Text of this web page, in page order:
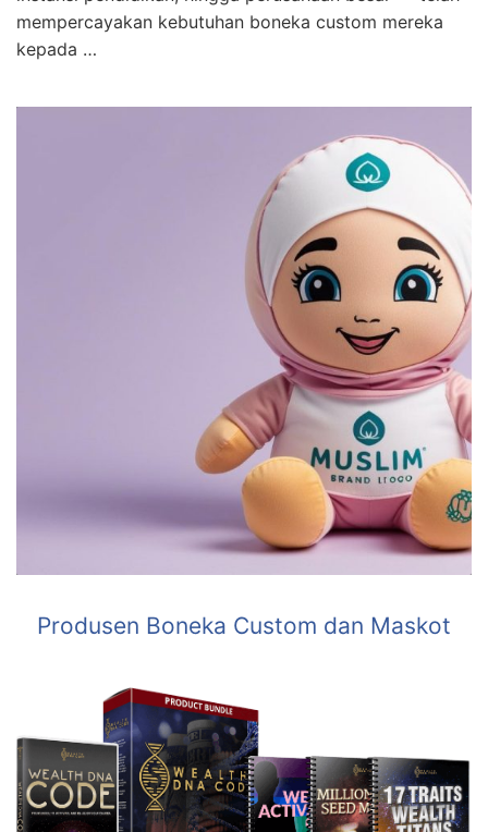
mempercayakan kebutuhan boneka custom mereka
kepada …
Produsen Boneka Custom dan Maskot